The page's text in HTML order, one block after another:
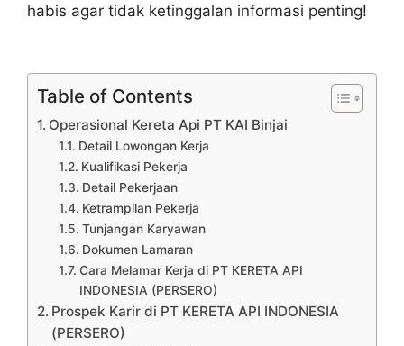
habis agar tidak ketinggalan informasi penting!
Table of Contents
Operasional Kereta Api PT KAI Binjai
Detail Lowongan Kerja
Kualifikasi Pekerja
Detail Pekerjaan
Ketrampilan Pekerja
Tunjangan Karyawan
Dokumen Lamaran
Cara Melamar Kerja di PT KERETA API
INDONESIA (PERSERO)
Prospek Karir di PT KERETA API INDONESIA
(PERSERO)